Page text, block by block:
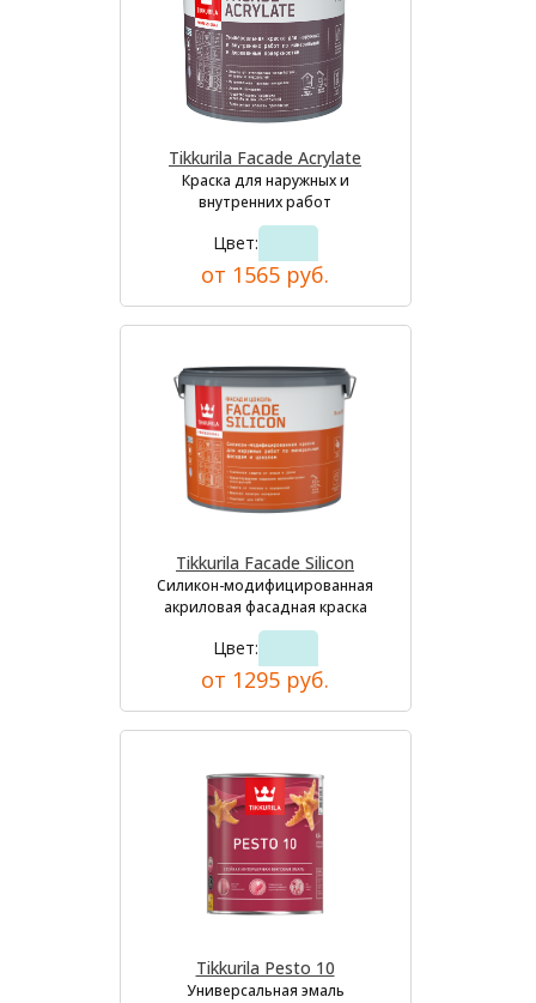
Tikkurila Facade Acrylate
Краска для наружных и
внутренних работ
Цвет:
от 1565 руб.
Tikkurila Facade Silicon
Силикон-модифицированная
акриловая фасадная краска
Цвет:
от 1295 руб.
Tikkurila Pesto 10
Универсальная эмаль